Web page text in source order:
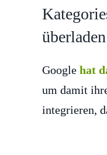
Google hat
um damit
integrieren,